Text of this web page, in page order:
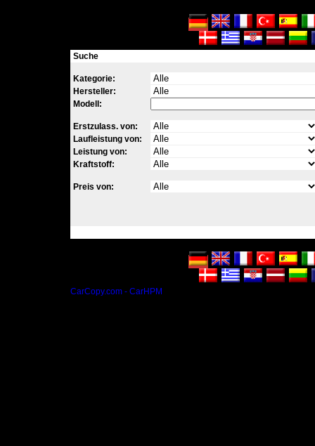
Suche
Kategorie:
Hersteller:
Modell:
Erstzulass. von:
Laufleistung von:
Leistung von:
Kraftstoff:
Preis von:
CarCopy.com - CarHPM